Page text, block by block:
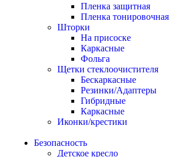
Пленка защитная
Пленка тонировочная
Шторки
На присоске
Каркасные
Фольга
Щетки стеклоочистителя
Бескаркасные
Резинки/Адаптеры
Гибридные
Каркасные
Иконки/крестики
Безопасность
Детское кресло